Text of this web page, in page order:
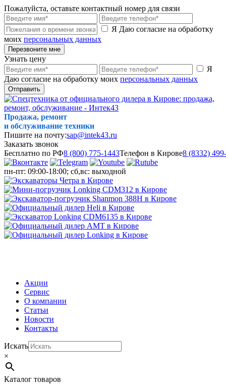
Пожалуйста, оставьте контактный номер для связи
Я Даю согласие на обработку
моих персональных данных
Перезвоните мне
Узнать цену
Я
Даю согласие на обработку моих персональных данных
Отправить
Продажа, ремонт
и обслуживание техники
Пишите на почту:sap@intek43.ru
Заказать звонок
Бесплатно по РФ8 (800) 775-1443Телефон в Кирове8 (8332)
пн-пт: 09:00-18:00; сб,вс: выходной
Акции
Сервис
О компании
Статьи
Новости
Контакты
Искать
×
Каталог товаров